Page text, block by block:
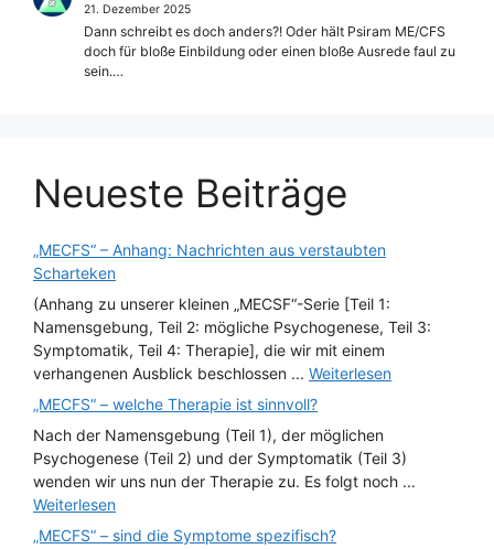
21. Dezember 2025
Dann schreibt es doch anders?! Oder hält Psiram ME/CFS
doch für bloße Einbildung oder einen bloße Ausrede faul zu
sein.…
Neueste Beiträge
„MECFS“ – Anhang: Nachrichten aus verstaubten
Scharteken
(Anhang zu unserer kleinen „MECSF“-Serie [Teil 1:
Namensgebung, Teil 2: mögliche Psychogenese, Teil 3:
Symptomatik, Teil 4: Therapie], die wir mit einem
verhangenen Ausblick beschlossen ... Weiterlesen
„MECFS“ – welche Therapie ist sinnvoll?
Nach der Namensgebung (Teil 1), der möglichen
Psychogenese (Teil 2) und der Symptomatik (Teil 3)
wenden wir uns nun der Therapie zu. Es folgt noch ...
Weiterlesen
„MECFS“ – sind die Symptome spezifisch?